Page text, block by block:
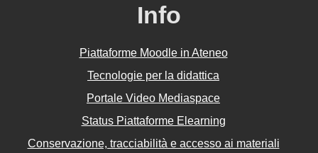
Info
Piattaforme Moodle in Ateneo
Tecnologie per la didattica
Portale Video Mediaspace
Status Piattaforme Elearning
Conservazione, tracciabilità e accesso ai materiali